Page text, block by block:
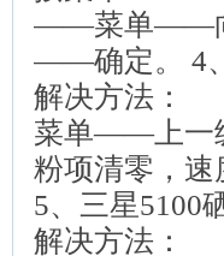
——菜单——向
——确定。 4
解决方法：
菜单——上
粉项清零，速
5、三星5100
解决方法：